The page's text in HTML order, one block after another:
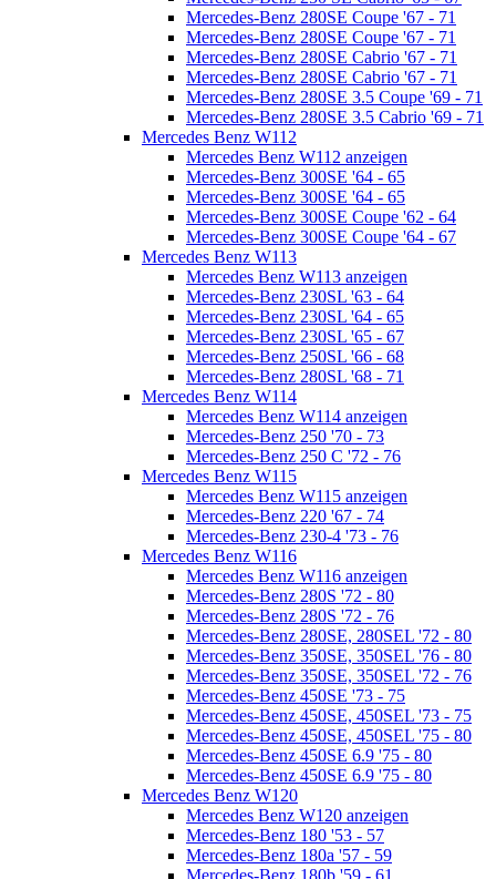
Mercedes-Benz 280SE Coupe '67 - 71
Mercedes-Benz 280SE Coupe '67 - 71
Mercedes-Benz 280SE Cabrio '67 - 71
Mercedes-Benz 280SE Cabrio '67 - 71
Mercedes-Benz 280SE 3.5 Coupe '69 - 71
Mercedes-Benz 280SE 3.5 Cabrio '69 - 71
Mercedes Benz W112
Mercedes Benz W112 anzeigen
Mercedes-Benz 300SE '64 - 65
Mercedes-Benz 300SE '64 - 65
Mercedes-Benz 300SE Coupe '62 - 64
Mercedes-Benz 300SE Coupe '64 - 67
Mercedes Benz W113
Mercedes Benz W113 anzeigen
Mercedes-Benz 230SL '63 - 64
Mercedes-Benz 230SL '64 - 65
Mercedes-Benz 230SL '65 - 67
Mercedes-Benz 250SL '66 - 68
Mercedes-Benz 280SL '68 - 71
Mercedes Benz W114
Mercedes Benz W114 anzeigen
Mercedes-Benz 250 '70 - 73
Mercedes-Benz 250 C '72 - 76
Mercedes Benz W115
Mercedes Benz W115 anzeigen
Mercedes-Benz 220 '67 - 74
Mercedes-Benz 230-4 '73 - 76
Mercedes Benz W116
Mercedes Benz W116 anzeigen
Mercedes-Benz 280S '72 - 80
Mercedes-Benz 280S '72 - 76
Mercedes-Benz 280SE, 280SEL '72 - 80
Mercedes-Benz 350SE, 350SEL '76 - 80
Mercedes-Benz 350SE, 350SEL '72 - 76
Mercedes-Benz 450SE '73 - 75
Mercedes-Benz 450SE, 450SEL '73 - 75
Mercedes-Benz 450SE, 450SEL '75 - 80
Mercedes-Benz 450SE 6.9 '75 - 80
Mercedes-Benz 450SE 6.9 '75 - 80
Mercedes Benz W120
Mercedes Benz W120 anzeigen
Mercedes-Benz 180 '53 - 57
Mercedes-Benz 180a '57 - 59
Mercedes-Benz 180b '59 - 61